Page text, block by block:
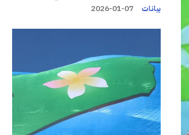
بيانات 2026-01-07